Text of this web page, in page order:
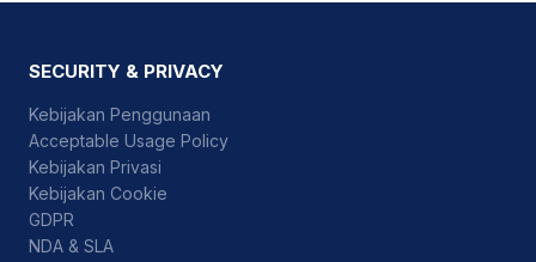
SECURITY & PRIVACY
Kebijakan Penggunaan
Acceptable Usage Policy
Kebijakan Privasi
Kebijakan Cookie
GDPR
NDA & SLA